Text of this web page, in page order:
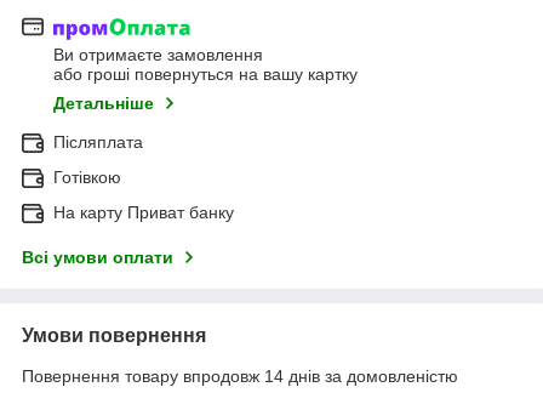
Ви отримаєте замовлення
або гроші повернуться на вашу картку
Детальніше
Післяплата
Готівкою
На карту Приват банку
Всі умови оплати
Умови повернення
Повернення товару впродовж 14 днів за домовленістю